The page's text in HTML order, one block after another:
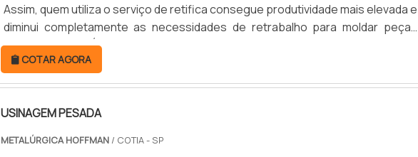
Assim, quem utiliza o serviço de retifica consegue produtividade mais elevada e
diminui completamente as necessidades de retrabalho para moldar peças
industriais.BENEFÍCIOS DO SERVIÇO DE RETIFICA PARA CILINDROO serviço de
retífica cilíndrica é realizado pelo método de usina.
COTAR AGORA
USINAGEM PESADA
METALÚRGICA HOFFMAN/ COTIA - SP